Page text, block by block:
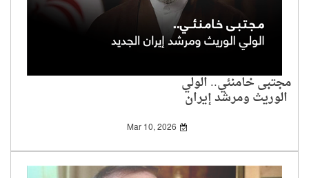
مجتبى خامنئي.. الولي
الوريث ومرشد إيران
Mar 10, 2026